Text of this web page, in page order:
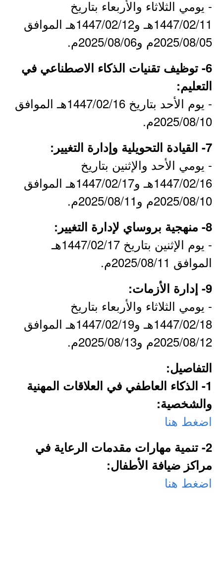
- يومي الثلاثاء والأربعاء بتاريخ
1447/02/11هـ و1447/02/12هـ الموافق
2025/08/05م و2025/08/06م.
6- توظيف تقنيات الذكاء الاصطناعي في
التعليم:
- يوم الأحد بتاريخ 1447/02/16هـ الموافق
2025/08/10م.
7- القيادة التحويلية وإدارة التغيير:
- يومي الأحد والإثنين بتاريخ
1447/02/16هـ و1447/02/17هـ الموافق
2025/08/10م و2025/08/11م.
8- منهجية بروساي لإدارة التغيير:
- يوم الإثنين بتاريخ 1447/02/17هـ
الموافق 2025/08/11م.
9- إدارة الأزمات:
- يومي الثلاثاء والأربعاء بتاريخ
1447/02/18هـ و1447/02/19هـ الموافق
2025/08/12م و2025/08/13م.
التفاصيل:
1- الذكاء العاطفي في العلاقات المهنية
والشخصية:
اضغط هنا
2- تنمية مهارات مقدمات الرعاية في
مراكز ضيافة الأطفال:
اضغط هنا